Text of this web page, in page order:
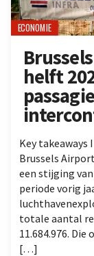
ECONOMIE
helft
Key takeaways
Brussels
een stijging
periode vorig
totale aantal
11.684.976.
[…]